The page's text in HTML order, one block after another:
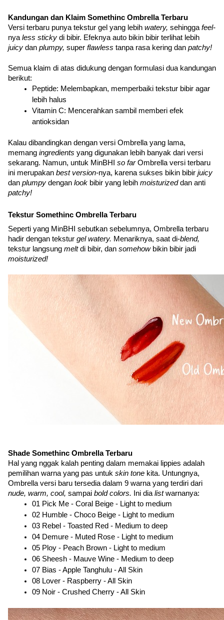
Kandungan dan Klaim Somethinc Ombrella Terbaru
Versi terbaru punya tekstur gel yang lebih watery, sehingga feel-
nya less sticky
juicy dan plumpy, super flawless tanpa rasa kering dan patchy!
Semua klaim di atas didukung dengan formulasi dua kandungan
berikut:
Peptide: Melembapkan, memperbaiki tekstur bibir agar
lebih halus
Vitamin C: Mencerahkan sambil memberi efek
antioksidan
Kalau dibandingkan dengan versi Ombrella yang lama,
memang ingredients yang digunakan lebih banyak dari versi
sekarang. Namun, untuk MinBHI so far Ombrella versi terbaru
ini merupakan best version-nya, karena sukses bikin bibir
dan plumpy dengan look bibir yang lebih moisturized
patchy!
Tekstur Somethinc Ombrella Terbaru
Seperti yang MinBHI sebutkan sebelumnya, Ombrella terbaru
hadir dengan tekstur gel watery. Menariknya, saat di-
tekstur langsung melt di bibir, dan somehow
moisturized!
Shade Somethinc Ombrella Terbaru
Hal yang nggak kalah penting dalam memakai lippies adalah
pemilihan warna yang pas untuk skin tone kita. Untungnya,
nude, warm, cool, sampai bold colors. Ini dia list warnanya:
01 Pick Me - Coral Beige - Light to medium
02 Humble - Choco Beige - Light to medium
03 Rebel - Toasted Red - Medium to deep
04 Demure - Muted Rose - Light to medium
05 Ploy - Peach Brown - Light to medium
06 Sheesh - Mauve Wine - Medium to deep
07 Bias - Apple Tanghulu - All Skin
08 Lover - Raspberry - All Skin
09 Noir - Crushed Cherry - All Skin